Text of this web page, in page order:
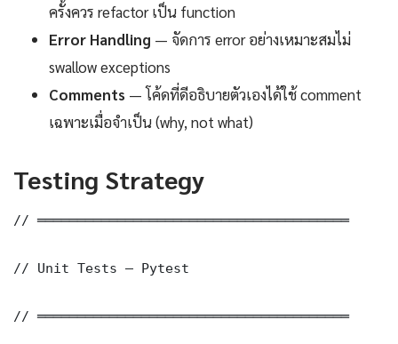
ครั้งควร refactor เป็น function
Error Handling — จัดการ error อย่างเหมาะสมไม่
swallow exceptions
Comments — โค้ดที่ดีอธิบายตัวเองได้ใช้ comment
เฉพาะเมื่อจำเป็น (why, not what)
Testing Strategy
// ═══════════════════════════════════════
// Unit Tests — Pytest
// ═══════════════════════════════════════